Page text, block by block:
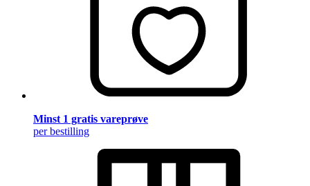
Minst 1 gratis vareprøve
per bestilling